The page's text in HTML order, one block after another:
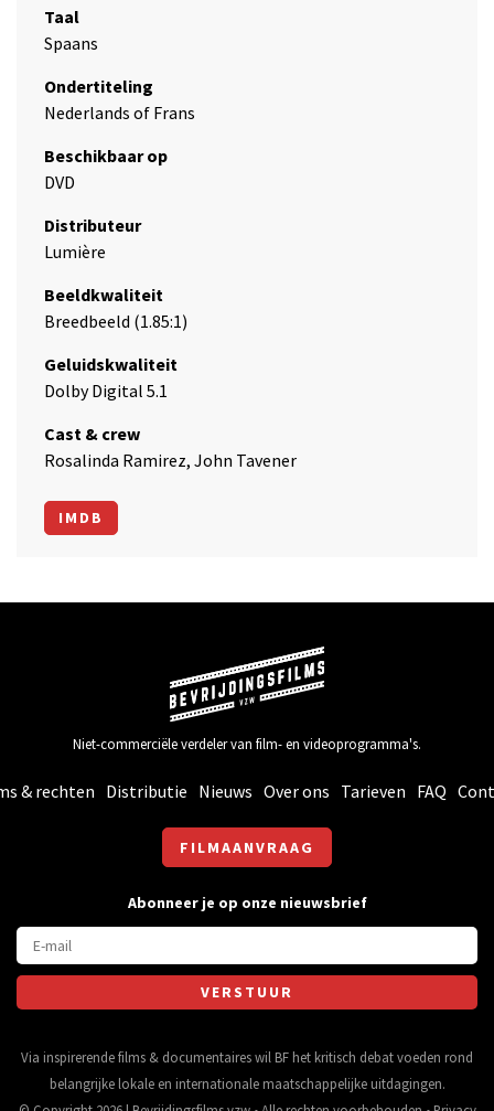
Taal
Spaans
Ondertiteling
Nederlands of Frans
Beschikbaar op
DVD
Distributeur
Lumière
Beeldkwaliteit
Breedbeeld (1.85:1)
Geluidskwaliteit
Dolby Digital 5.1
Cast & crew
Rosalinda Ramirez, John Tavener
IMDB
Niet-commerciële verdeler van film- en videoprogramma's.
& rechten Distributie Nieuws Over ons Tarieven FAQ
FILMAANVRAAG
Abonneer je op onze nieuwsbrief
Via inspirerende films & documentaires wil BF het kritisch debat voeden rond
belangrijke lokale en internationale maatschappelijke uitdagingen.